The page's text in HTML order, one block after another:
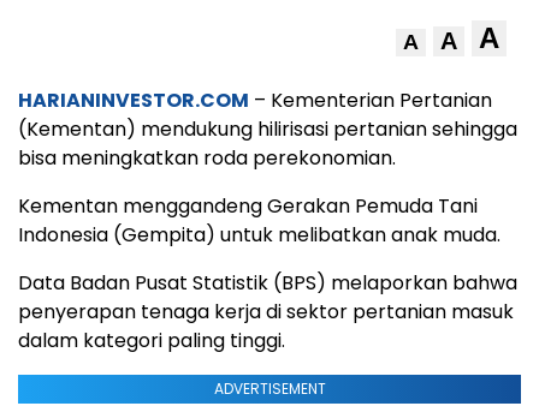
A A A
HARIANINVESTOR.COM – Kementerian Pertanian
(Kementan) mendukung hilirisasi pertanian sehingga
bisa meningkatkan roda perekonomian.
Kementan menggandeng Gerakan Pemuda Tani
Indonesia (Gempita) untuk melibatkan anak muda.
Data Badan Pusat Statistik (BPS) melaporkan bahwa
penyerapan tenaga kerja di sektor pertanian masuk
dalam kategori paling tinggi.
ADVERTISEMENT